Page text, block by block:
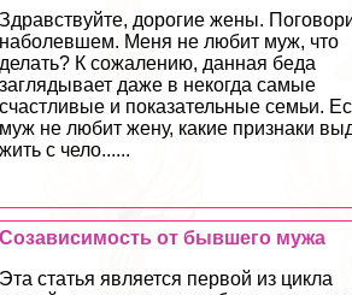
Здравствуйте, дорогие жены.
наболевшем. Меня не любит муж, что
делать? К сожалению, данная беда
заглядывает даже в некогда самые
счастливые и показательные семьи.
муж не любит жену, какие признаки
жить с чело......
Созависимость от бывшего мужа
Эта статья является первой из цикла